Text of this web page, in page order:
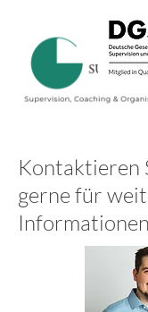
Kontaktieren
gerne für
Informationen